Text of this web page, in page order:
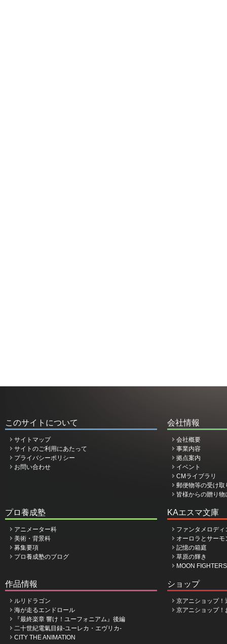
このサイトについて
サイトマップ
サイトのご利用にあたって
プライバシーポリシー
お問い合わせ
会社情報
会社概要
事業内容
拠点案内
イベント
CMライブラリ
郵便物等の受け取
皆様からの贈り
プロ養成塾
アニメーター科
美術・背景科
募集要項
プロ養成塾のブログ
KAエスマ文庫
ファンタメロデ
オーロラとサーモ
記憶の箱庭
草原の輝き
MOON
作品情報
ルリドラゴン
海が走るエンドロール
『最終楽章 響け！ユーフォニアム』後編
二十世紀電氣目録-ユーレカ・エヴリカ-
CITY THE ANIMATION
ショップ
京アニショップ！
京アニショップ！